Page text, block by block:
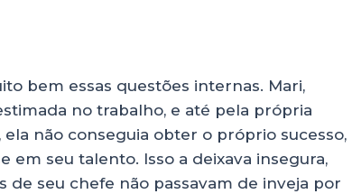
bem essas questões internas. Mari,
no trabalho, e até pela própria
não conseguia obter o próprio sucesso,
em seu talento. Isso a deixava insegura,
seu chefe não passavam de inveja por